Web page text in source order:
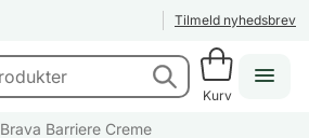
Tilmeld nyhedsbrev
Kurv
Brava Barriere Creme